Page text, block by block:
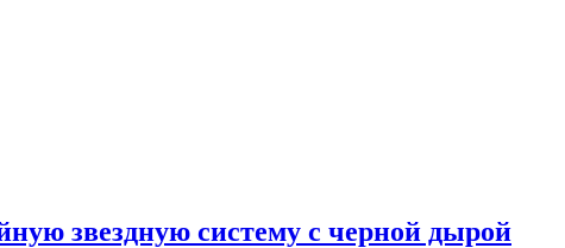
звездную систему с черной дырой